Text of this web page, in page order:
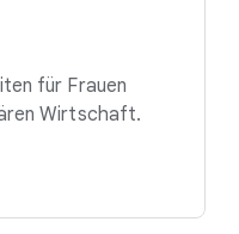
für Frauen
Wirtschaft.